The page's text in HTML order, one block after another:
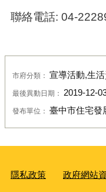
聯絡電話: 04-
市府分類： 宣導活動,生
最後異動日期： 2019-12-
發布單位： 臺中市住宅發
隱私政策 政府網站